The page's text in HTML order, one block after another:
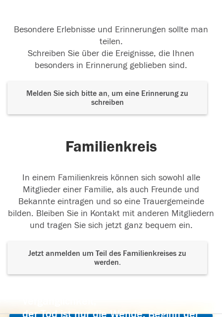
Besondere Erlebnisse und Erinnerungen sollte man
teilen.
Schreiben Sie über die Ereignisse, die Ihnen
besonders in Erinnerung geblieben sind.
Melden Sie sich bitte an, um eine Erinnerung zu
schreiben
Familienkreis
In einem Familienkreis können sich sowohl alle
Mitglieder einer Familie, als auch Freunde und
Bekannte eintragen und so eine Trauergemeinde
bilden. Bleiben Sie in Kontakt mit anderen Mitgliedern
und tragen Sie sich jetzt ganz bequem ein.
Jetzt anmelden um Teil des Familienkreises zu
werden.
der Tod ist nur die Wende, Beginn der